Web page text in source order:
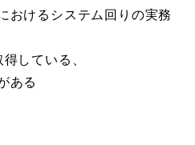
おけるシステム回りの実務
している、
ある